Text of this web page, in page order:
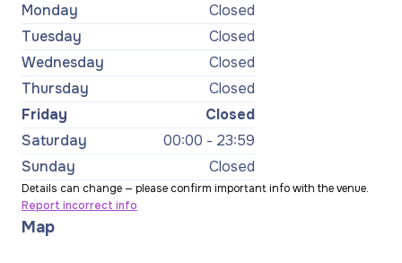
Monday
Closed
Tuesday
Closed
Wednesday
Closed
Thursday
Closed
Friday
Closed
Saturday
00:00 - 23:59
Sunday
Closed
Details can change — please confirm important info with the venue.
Report incorrect info
Map